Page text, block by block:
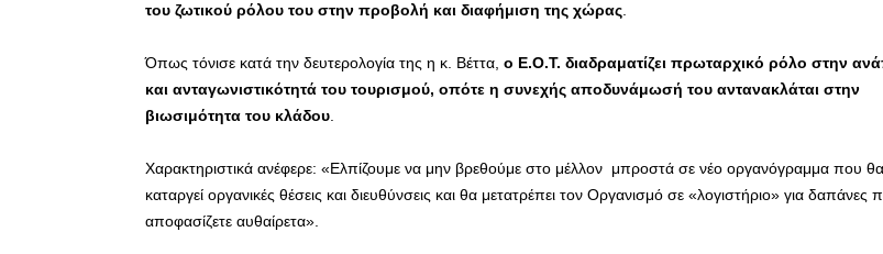
του ζωτικού ρόλου του στην προβολή και διαφήμιση της χώρας
Όπως τόνισε κατά την δευτερολογία της η κ. Βέττα, ο Ε.Ο.Τ. διαδραματίζει πρωταρχικό ρόλο στην
και ανταγωνιστικότητά του τουρισμού, οπότε η συνεχής αποδυνάμωσή του αντανακλάται στην
βιωσιμότητα του κλάδου
Χαρακτηριστικά ανέφερε: «Ελπίζουμε να μην βρεθούμε στο μέλλον μπροστά σε νέο οργανόγραμμα που θα
καταργεί οργανικές θέσεις και διευθύνσεις και θα μετατρέπει τον Οργανισμό σε «λογιστήριο» για δαπάνες
αποφασίζετε αυθαίρετα».